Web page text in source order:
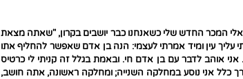
אלי המכר החדש שלי כשאנחנו כבר יושבים בקרון, "שאתה מצאת
עליך עין ומיד אמרתי לעצמי: הנה בן אדם שאפשר להחליף אתו
אוהב לדבר עם בן אדם חי. ובאמת בגלל זה קניתי לי כרטיס
כלל אני נוסע במחלקה השנייה; ומחלקה ראשונה, אתה חושב,